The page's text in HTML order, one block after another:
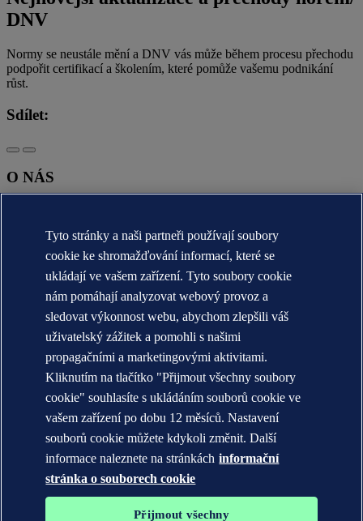
DNV
Normy se neustále mění a DNV vás může během procesu přechodu
podpořit certifikací a školením, které pomůže vašemu podnikání
růst.
Sdílet:
O NÁS
Stručná historie (globální)
Annual reports
KONTAKT:
Seznamte se s týmem DNV
Prohlášení o ochraně soukromí
Podmínky použití
Copyright © DNV AS 2026
Informace o cookies
Tyto stránky a naši partneři používají soubory
cookie ke shromažďování informací, které se
ukládají ve vašem zařízení. Tyto soubory cookie
nám pomáhají analyzovat webový provoz a
sledovat výkonnost webu, abychom zlepšili váš
uživatelský zážitek a pomohli s našimi
propagačními a marketingovými aktivitami.
Kliknutím na tlačítko "Přijmout všechny soubory
cookie" souhlasíte s ukládáním souborů cookie ve
vašem zařízení po dobu 12 měsíců. Nastavení
souborů cookie můžete kdykoli změnit. Další
informace naleznete na stránkách informační
stránka o souborech cookie
Přijmout všechny